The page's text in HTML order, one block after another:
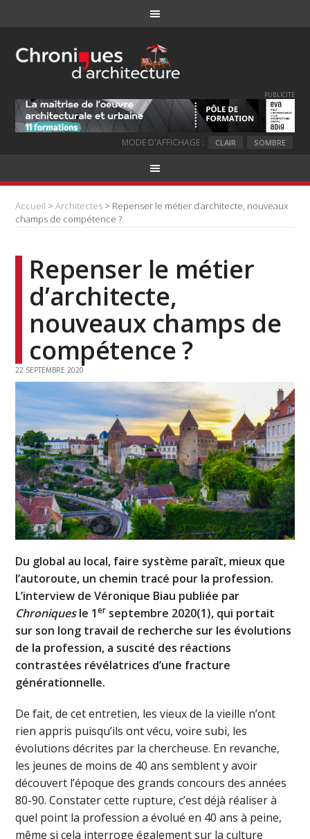
PUBLICITE
MODE D'AFFICHAGE : CLAIR SOMBRE
Accueil >Architectes > Repenser le métier d’architecte, nouveaux
champs de compétence ?
Repenser le métier
d’architecte,
nouveaux champs de
compétence ?
22 SEPTEMBRE 2020
Du global au local, faire système paraît, mieux que
l’autoroute, un chemin tracé pour la profession.
L’interview de Véronique Biau publiée par
Chroniquesle 1er septembre 2020(1), qui portait
sur son long travail de recherche sur les évolutions
de la profession, a suscité des réactions
contrastées révélatrices d’une fracture
générationnelle.
De fait, de cet entretien, les vieux de la vieille n’ont
rien appris puisqu’ils ont vécu, voire subi, les
évolutions décrites par la chercheuse. En revanche,
les jeunes de moins de 40 ans semblent y avoir
découvert l’époque des grands concours des années
80-90. Constater cette rupture, c’est déjà réaliser à
quel point la profession a évolué en 40 ans à peine,
même si cela interroge également sur la culture